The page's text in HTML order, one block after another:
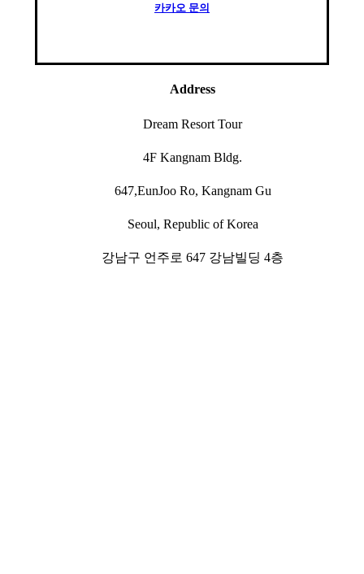
카카오 문의
Address
Dream Resort Tour
4F Kangnam Bldg.
647,EunJoo Ro, Kangnam Gu
Seoul, Republic of Korea
강남구 언주로 647 강남빌딩 4층